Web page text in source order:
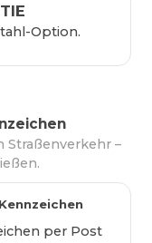
Option.
Straßenverkehr –
per Post